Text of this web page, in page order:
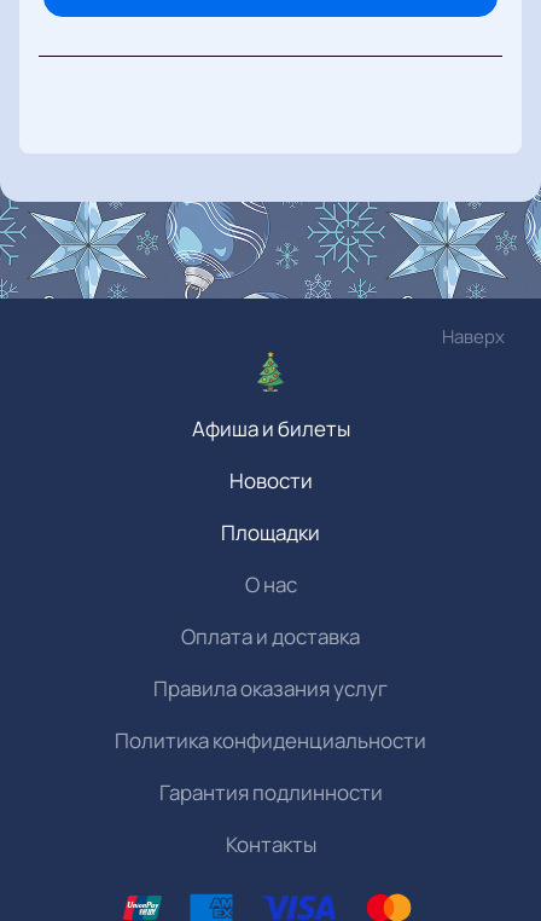
Наверх
Афиша и билеты
Новости
Площадки
О нас
Оплата и доставка
Правила оказания услуг
Политика конфиденциальности
Гарантия подлинности
Контакты